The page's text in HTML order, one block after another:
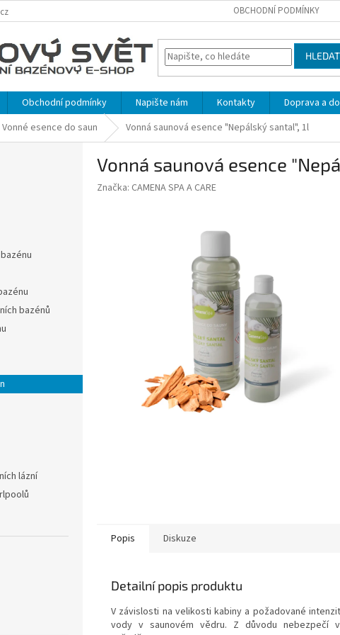
OBCHODNÍ PODMÍNKY
HLEDAT
Obchodní podmínky Napište nám Kontakty
Doprava a
Vonné esence do saun Vonná saunová esence "Nepálský santal", 1l
bazénů
lázní
Vonná saunová esence
Značka: CAMENA SPA A CARE
Popis Diskuze
Detailní popis produktu
V závislosti na velikosti kabiny a požadované
vody v saunovém vědru. Z důvodu nebezpečí